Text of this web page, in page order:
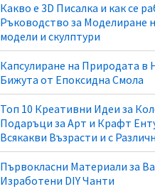
Какво е 3D Писалка и как се
Ръководство за Моделиране
модели и скулптури
Капсулиране на Природата в
Бижута от Епоксидна Смола
Топ 10 Креативни Идеи за
Подаръци за Арт и Крафт
Всякакви Възрасти и с
Първокласни Материали за
Изработени DIY Чанти